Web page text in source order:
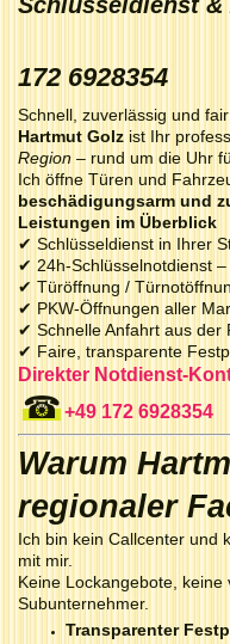
172 6928354
Schnell, zuverlässig und
Hartmut Golz ist Ihr
Region – rund um die Uhr
Ich öffne Türen und
beschädigungsarm und
Leistungen im Überblick
✔ Schlüsseldienst in Ihrer
✔ 24h-Schlüsselnotdienst –
✔ Türöffnung /
✔ PKW-Öffnungen aller
✔ Schnelle Anfahrt aus der
✔ Faire, transparente
Direkter Notdienst-
☎+49 172 6928354
Warum
regionaler
Ich bin kein Callcenter und
mit mir.
Keine Lockangebote,
Subunternehmer.
Transparenter